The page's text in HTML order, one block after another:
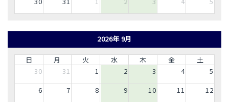
2026年 9月
日 月 火 水 木 金
土
30
31 1 2 3 4
5
6
7 8 9 10 11
12